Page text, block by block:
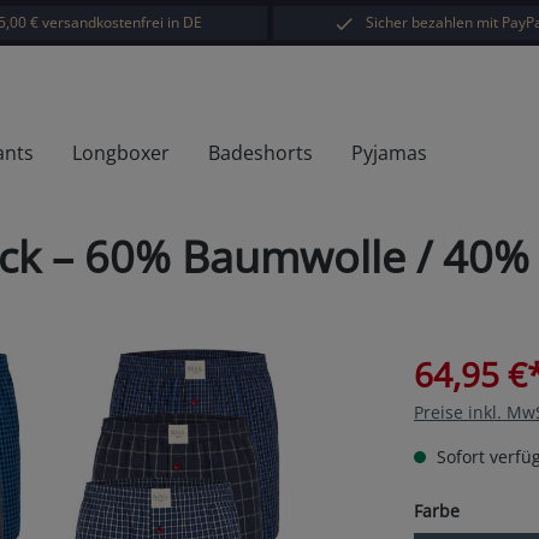
€ versandkostenfrei in DE Sicher bezahlen mit
Longboxer Badeshorts Pyjamas
– 60% Baumwolle /
64,95
Preise inkl.
Sofort
Farbeauswählen